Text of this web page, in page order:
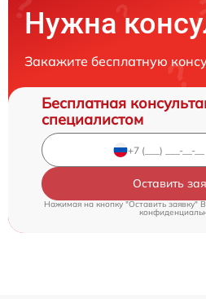
Нужна
Закажите бесплатную
Бесплатная
специалистом
Оставить
Нажимая на кнопку "Оставить заявку"